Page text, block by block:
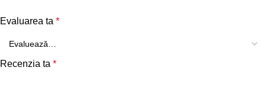
Evaluarea ta *
Recenzia ta *